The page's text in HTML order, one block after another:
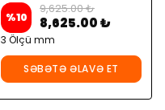
%10
9,625.00 ₺
8,625.00 ₺
3 Ölçü mm
SƏBƏTƏ ƏLAVƏ ET